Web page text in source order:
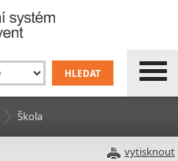
Škola
vytisknout